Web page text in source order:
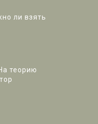
ли взять
теорию